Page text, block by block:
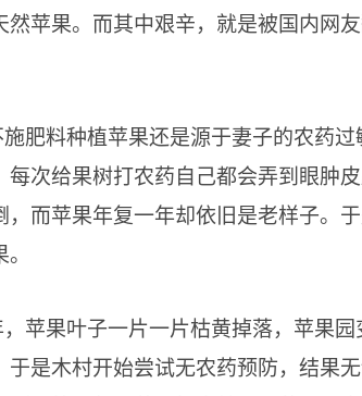
苹果。而其中艰辛，就是被国内网
肥料种植苹果还是源于妻子的农药
次给果树打农药自己都会弄到眼肿
而苹果年复一年却依旧是老样子。
苹果叶子一片一片枯黄掉落，苹果园
是木村开始尝试无农药预防，结果